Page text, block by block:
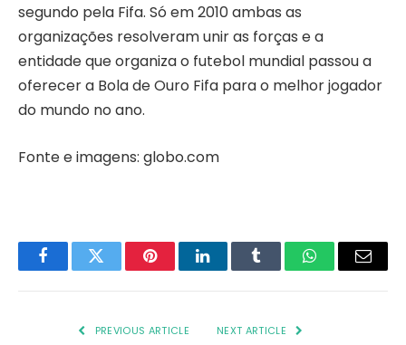
segundo pela Fifa. Só em 2010 ambas as
organizações resolveram unir as forças e a
entidade que organiza o futebol mundial passou a
oferecer a Bola de Ouro Fifa para o melhor jogador
do mundo no ano.
Fonte e imagens: globo.com
FacebookTwitter PinterestLinkedInTumblr WhatsAppEmail
PREVIOUS ARTICLE NEXT ARTICLE